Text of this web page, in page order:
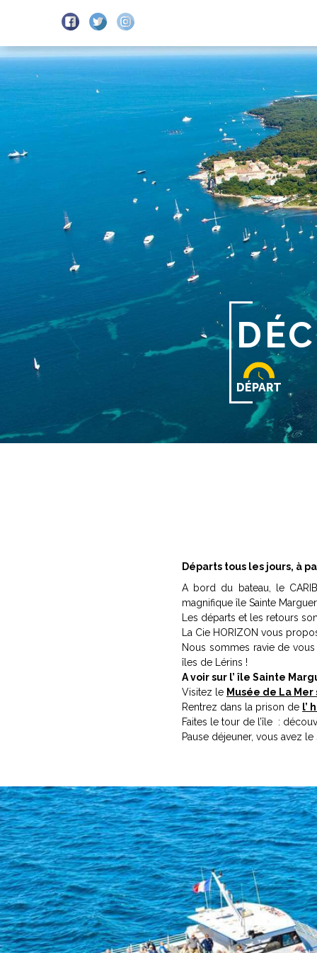
DÉPARTS
HORAIRES
DÉPART
Départs tous les jours, à
A bord du bateau, le
magnifique île Sainte
Les départs et les retours
La Cie HORIZON vous
Nous sommes ravie de
îles de Lérins !
A voir sur l’ île Sainte
Visitez le Musée de La
Rentrez dans la prison de l’
Faites le tour de l’île :
Pause déjeuner, vous avez